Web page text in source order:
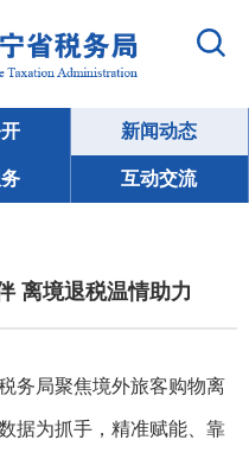
新闻动态
互动交流
离境退税温情助力
务局聚焦境外旅客购物离
据为抓手，精准赋能、靠